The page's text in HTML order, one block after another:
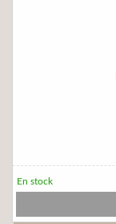
En stock